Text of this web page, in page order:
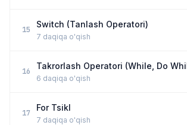
15
Switch (Tanlash Operatori)
7 daqiqa o'qish
16
Takrorlash Operatori (While, Do
6 daqiqa o'qish
17
For Tsikl
7 daqiqa o'qish